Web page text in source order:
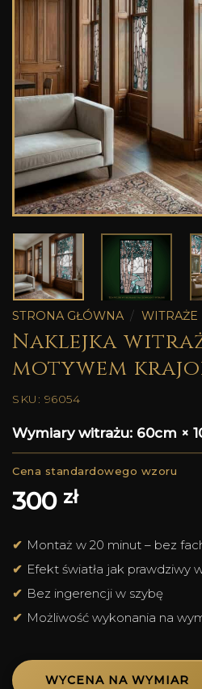
STRONA GŁÓWNA / WITRAŻE
Naklejka
motywem
SKU: 96054
Wymiary witrażu: 60cm ×
300 zł
Montaż w 20 minut – bez
Efekt światła jak prawdziwy
Bez ingerencji w szybę
Możliwość wykonania na
WYCENA NA WYMIAR